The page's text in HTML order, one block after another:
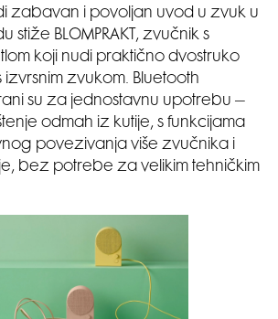
zabavan i povoljan uvod u zvuk u
stiže BLOMPRAKT, zvučnik s
koji nudi praktično dvostruko
izvrsnim zvukom. Bluetooth
su za jednostavnu upotrebu –
odmah iz kutije, s funkcijama
povezivanja više zvučnika i
bez potrebe za velikim tehničkim